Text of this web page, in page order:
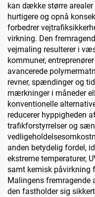
kan dække større
hurtigere og opnå
forbedrer
virkning. Den
vejmaling resulterer i
kommuner,
avancerede
revner, spændinger og
mærkninger i måneder
konventionelle
reducerer hyppigheden
trafikforstyrrelser og
anden betydelig fordel,
ekstreme temperaturer,
samt kemisk påvirkning
Malingens fremragende
den fastholder sig